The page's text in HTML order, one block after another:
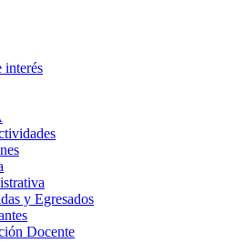
interés
y Egresados
Docente